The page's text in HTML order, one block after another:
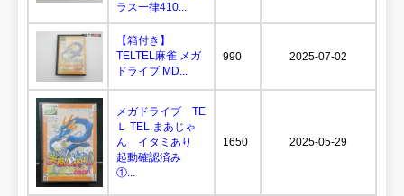
ラス一律410...
【箱付き】
TELTEL麻雀 メガ
ドライブ MD...
990 2025-07-02
メガドライブ TE
Ｌ TEL まあじゃ
ん イタミあり
起動確認済み
①...
1650 2025-05-29